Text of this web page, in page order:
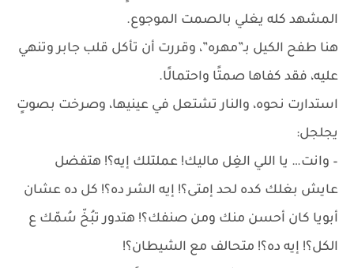
المشهد كله يغلي بالصمت الموجوع.
هنا طفح الكيل بـ”مهره”، وقررت أن تأكل قلب جابر وتنهي
عليه، فقد كفاها صمتًا واحتمالًا.
استدارت نحوه، والنار تشتعل في عينيها، وصرخت بصوتٍ
يجلجل:
– وانت… يا اللي الغِل ماليك! عملتلك إيه؟! هتفضل
عايش بغلك كده لحد إمتى؟! إيه الشر ده؟! كل ده عشان
أبويا كان أحسن منك ومن صنفك؟! هتدور تبُخّ سُمّك ع
الكل؟! إيه ده؟! متحالف مع الشيطان؟!